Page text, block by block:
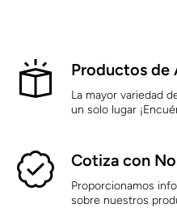
Productos de
La mayor variedad
un solo lugar
Cotiza con
Proporcionamos
sobre nuestros